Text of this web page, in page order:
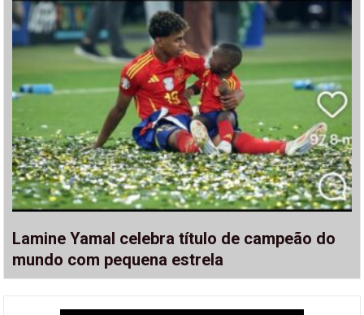
Lamine Yamal celebra título de campeão do
mundo com pequena estrela